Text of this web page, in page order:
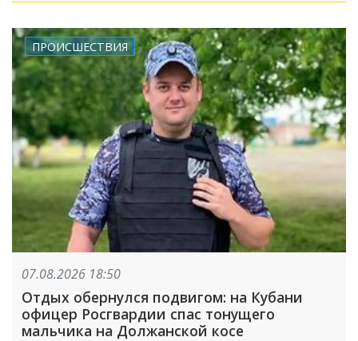
ПРОИСШЕСТВИЯ
07.08.2026 18:50
Отдых обернулся подвигом: на Кубани
офицер Росгвардии спас тонущего
мальчика на Должанской косе